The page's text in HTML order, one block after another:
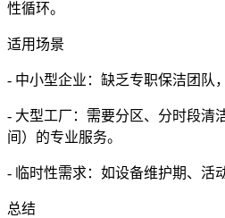
性循环。
适用场景
- 中小型企业：缺乏专职保洁团队
- 大型工厂：需要分区、分时段清
间）的专业服务。
- 临时性需求：如设备维护期、活
总结